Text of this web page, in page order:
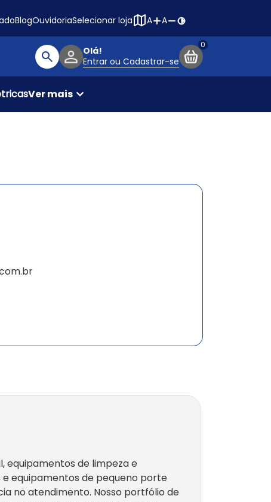
BlogOuvidoriaSelecionar loja A A
Buscar produtos
Olá!
Entrar ou Cadastrar-se
Ver mais
equipamentos de limpeza e
e equipamentos de pequeno porte
no atendimento. Nosso portfólio de